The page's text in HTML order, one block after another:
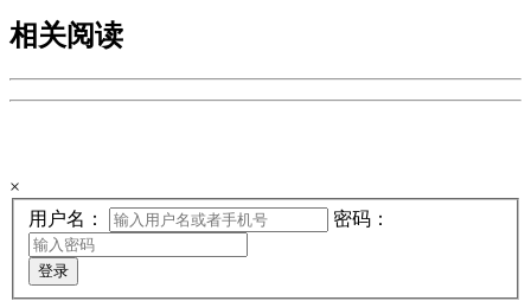
相关阅读
×
用户名：
密码：
登录